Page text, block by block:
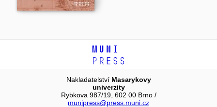
Nakladatelství Masarykovy
univerzity
Rybkova 987/19, 602 00 Brno /
munipress@press.muni.cz